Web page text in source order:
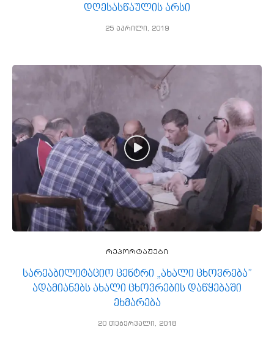
დღესასწაულის არსი
25 აპრილი, 2019
რეპორტაჟები
სარეაბილიტაციო ცენტრი „ახალი ცხოვრება”
ადამიანებს ახალი ცხოვრების დაწყებაში
ეხმარება
20 თებერვალი, 2018